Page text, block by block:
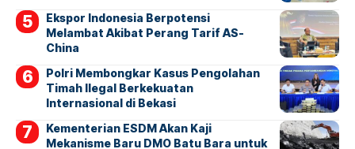
Ekspor Indonesia Berpotensi
Melambat Akibat Perang Tarif AS-
China
Polri Membongkar Kasus Pengolahan
Timah Ilegal Berkekuatan
Internasional di Bekasi
Kementerian ESDM Akan Kaji
Mekanisme Baru DMO Batu Bara untuk